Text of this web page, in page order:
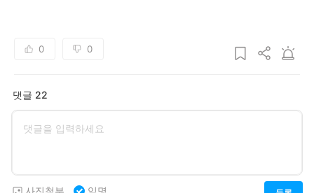
0 0
댓글 22